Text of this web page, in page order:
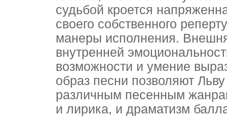
судьбой кроется
своего собственного
манеры исполнения.
внутренней
возможности и умение
образ песни позволяют
различным песенным
и лирика, и драматизм